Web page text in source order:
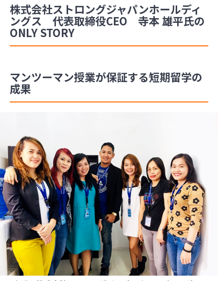
株式会社ストロングジャパンホールディ
ングス 代表取締役CEO 寺本 雄平氏の
ONLY STORY
マンツーマン授業が保証する短期留学の
成果